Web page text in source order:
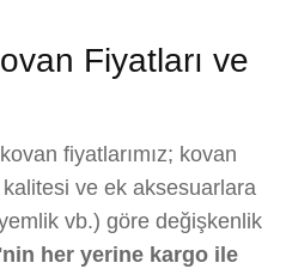
Fiyatları ve
fiyatlarımız; kovan
ve ek aksesuarlara
vb.) göre değişkenlik
her yerine kargo ile